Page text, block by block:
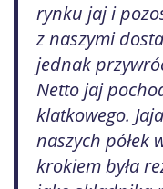
rynku jaj i
z naszymi
jednak
Netto jaj
klatkowego.
naszych półek
krokiem była